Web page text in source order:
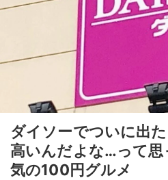
ダイソーでついに出
高いんだよな…って思
気の100円グルメ